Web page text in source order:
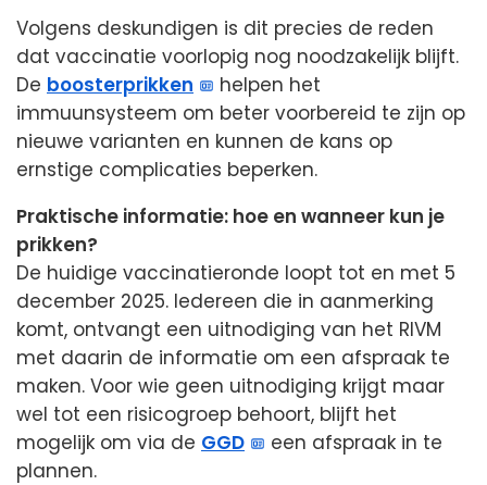
Volgens deskundigen is dit precies de reden
dat vaccinatie voorlopig nog noodzakelijk blijft.
De boosterprikken
helpen het
immuunsysteem om beter voorbereid te zijn op
nieuwe varianten en kunnen de kans op
ernstige complicaties beperken.
Praktische informatie: hoe en wanneer kun je
prikken?
De huidige vaccinatieronde loopt tot en met 5
december 2025. Iedereen die in aanmerking
komt, ontvangt een uitnodiging van het RIVM
met daarin de informatie om een afspraak te
maken. Voor wie geen uitnodiging krijgt maar
wel tot een risicogroep behoort, blijft het
mogelijk om via de GGD
een afspraak in te
plannen.